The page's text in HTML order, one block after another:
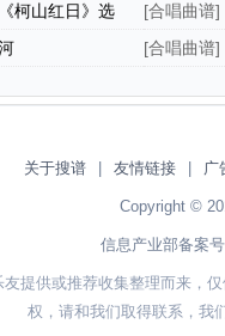
柯山红日》选
[合唱曲谱]
[合唱曲谱]
关于搜谱 友情链接 广
Copyright ©
信息产业部备案号
提供或推荐收集整理而来，
权，请和我们取得联系，我